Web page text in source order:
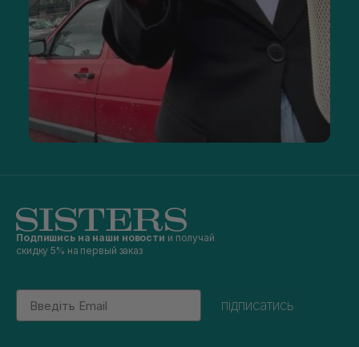
Подпишись на наши новости и получай
скидку 5% на первый заказ
Email
підписатись